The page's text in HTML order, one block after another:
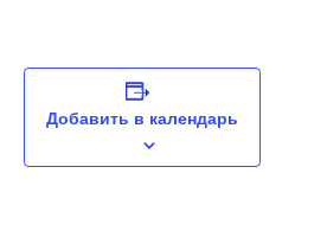
Добавить в календарь